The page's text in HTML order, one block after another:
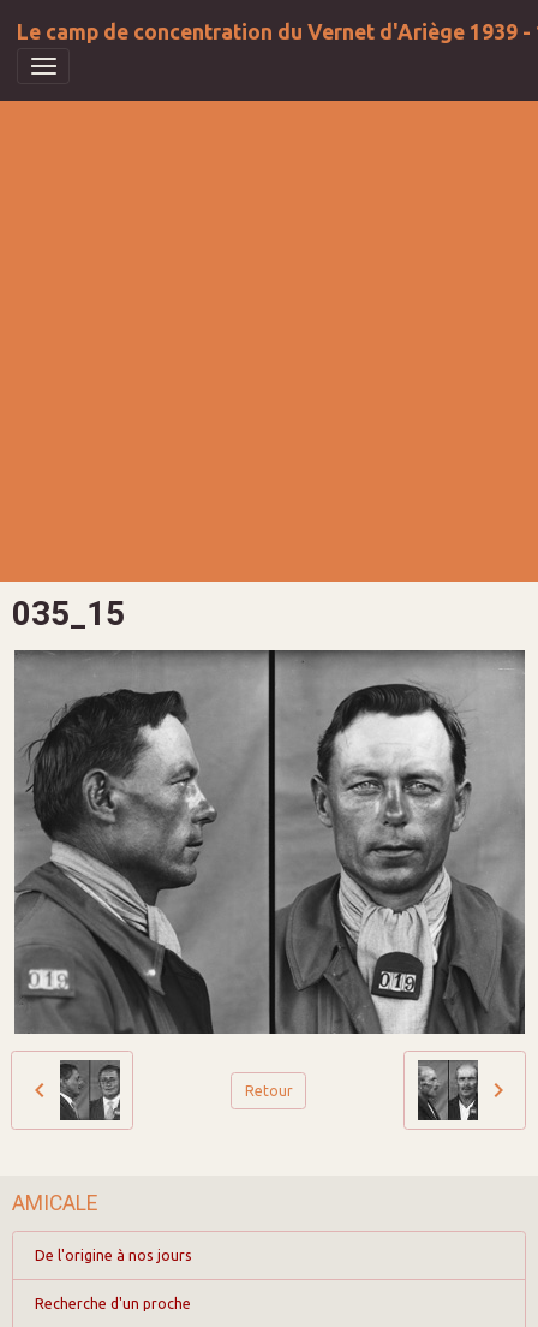
Le camp de concentration du Vernet d'Ariège 1939 -
035_15
Retour
AMICALE
De l'origine à nos jours
Recherche d'un proche